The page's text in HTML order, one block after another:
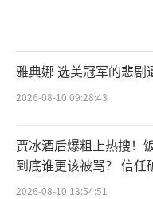
雅典娜 选美冠军的悲剧
2026-08-10 09:28:43
贾冰酒后爆粗上热搜！
到底谁更该被骂？ 信任
2026-08-10 13:54:51